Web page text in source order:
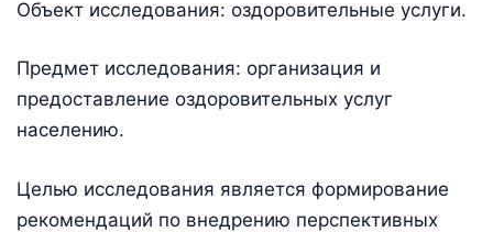
Объект исследования: оздоровительные услуги.
Предмет исследования: организация и
предоставление оздоровительных услуг
населению.
Целью исследования является формирование
рекомендаций по внедрению перспективных